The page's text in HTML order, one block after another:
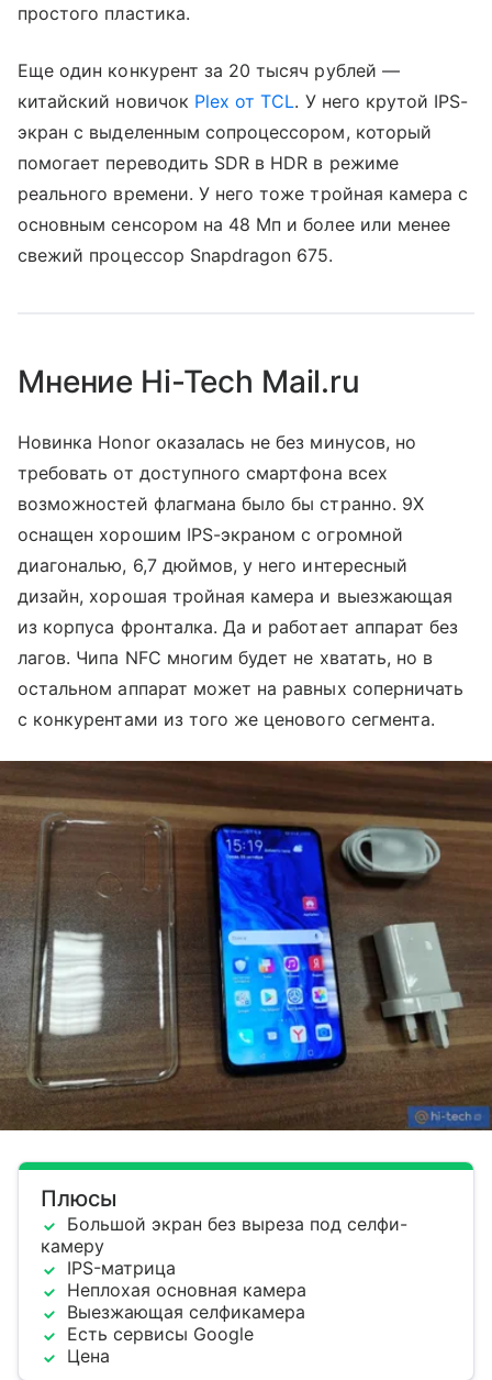
простого пластика.
Еще один конкурент за 20 тысяч рублей —
китайский новичок Plex от TCL. У него крутой IPS-
экран с выделенным сопроцессором, который
помогает переводить SDR в HDR в режиме
реального времени. У него тоже тройная камера с
основным сенсором на 48 Мп и более или менее
свежий процессор Snapdragon 675.
Мнение Hi-Tech Mail.ru
Новинка Honor оказалась не без минусов, но
требовать от доступного смартфона всех
возможностей флагмана было бы странно. 9X
оснащен хорошим IPS-экраном с огромной
диагональю, 6,7 дюймов, у него интересный
дизайн, хорошая тройная камера и выезжающая
из корпуса фронталка. Да и работает аппарат без
лагов. Чипа NFC многим будет не хватать, но в
остальном аппарат может на равных соперничать
с конкурентами из того же ценового сегмента.
Плюсы
Большой экран без выреза под селфи-
камеру
IPS-матрица
Неплохая основная камера
Выезжающая селфикамера
Есть сервисы Google
Цена